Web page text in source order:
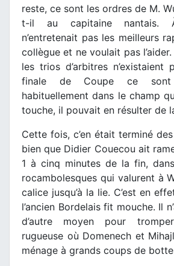
reste, ce sont les ordres de M.
t-il au capitaine nantais.
n’entretenait pas les meilleurs
collègue et ne voulait pas
les trios d’arbitres
finale de Coupe ce sont
habituellement dans le champ
touche, il pouvait en résulter de
Cette fois, c’en était terminé
bien que Didier Couecou ait
1 à cinq minutes de la fin,
rocambolesques qui valurent à
calice jusqu’à la lie. C’est en
l’ancien Bordelais fit mouche. Il
d’autre moyen pour
rugueuse où Domenech et
ménage à grands coups de